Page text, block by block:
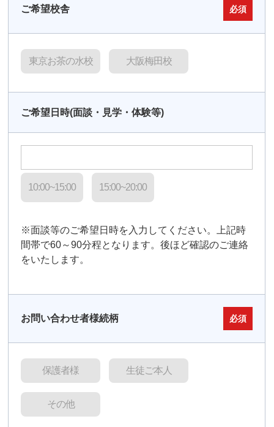
ご希望校舎 必須
東京お茶の水校 大阪梅田校
ご希望日時(面談・見学・体験等)
10:00~15:00 15:00~20:00
※面談等のご希望日時を入力してください。上記時
間帯で60～90分程となります。後ほど確認のご連絡
をいたします。
お問い合わせ者様続柄 必須
保護者様 生徒ご本人
その他